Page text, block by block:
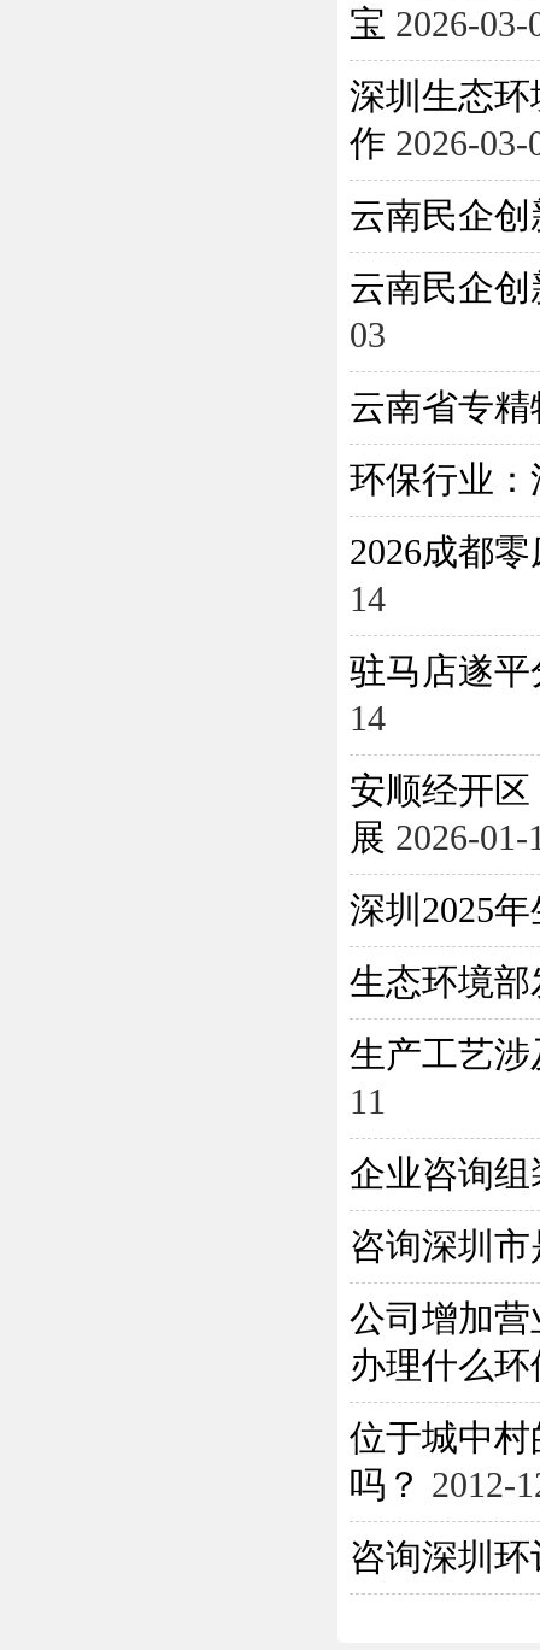
宝 2026-03-
深圳生态
作 2026-03-
云南民企
云南民企
03
云南省专
环保行业
2026成都
14
驻马店遂平
14
安顺经开
展 2026-01-
深圳2025
生态环境
生产工艺
11
企业咨询
咨询深圳
公司增加
办理什么
位于城中
吗？ 2012-
咨询深圳